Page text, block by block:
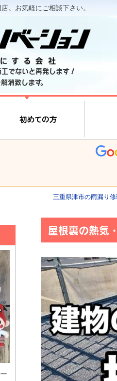
。お気軽にご相談下さい。
でないと再発します！
消致します。
三重県津市の雨漏り
屋根裏の熱気